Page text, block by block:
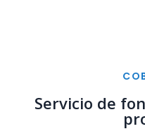
Servicio de